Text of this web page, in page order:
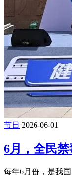
节日 2026-06-01
6月，全民禁
每年6月份，是我